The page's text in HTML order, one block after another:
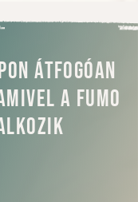
átfogóan
a FUMO